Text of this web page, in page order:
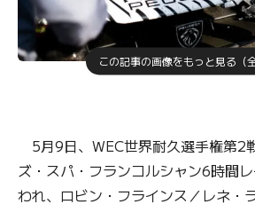
この記事の画像をもっと見る（全
5月9日、WEC世界耐久選手権第2
ズ・スパ・フランコルシャン6時間
われ、ロビン・フラインス／レネ・